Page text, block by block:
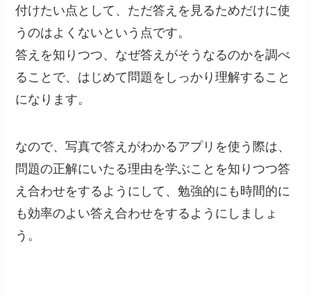
付けたい点として、ただ答えを見るためだけに使
うのはよくないという点です。
答えを知りつつ、なぜ答えがそうなるのかを調べ
ることで、はじめて問題をしっかり理解すること
になります。
なので、写真で答えがわかるアプリを使う際は、
問題の正解にいたる理由を学ぶことを知りつつ答
え合わせをするようにして、勉強的にも時間的に
も効率のよい答え合わせをするようにしましょ
う。